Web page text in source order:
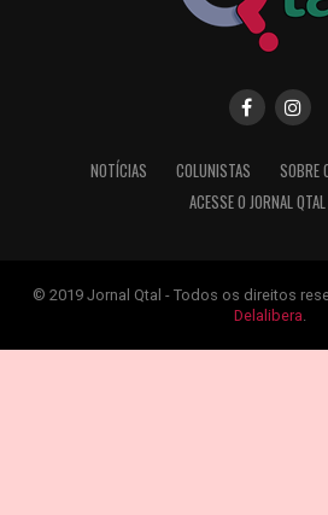
NOTÍCIAS COLUNISTAS SOBRE
ACESSE O JORNAL
© 2019 Jornal Qtal - Todos os direitos
Delalibera.